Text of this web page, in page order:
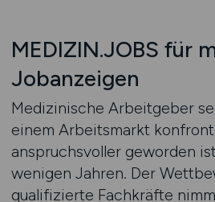
MEDIZIN.JOBS für
Jobanzeigen
Medizinische Arbeitgeber
einem Arbeitsmarkt
anspruchsvoller geworden
wenigen Jahren. Der
qualifizierte Fachkräfte